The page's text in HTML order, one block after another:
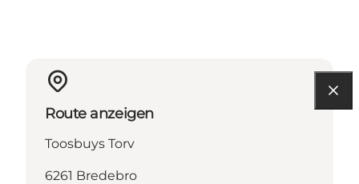
Route anzeigen
Toosbuys Torv
6261 Bredebro